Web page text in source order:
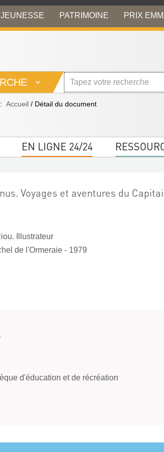
JEUNESSE PATRIMOINE PRIX
Accueil / Détail du document
EN LIGNE 24/24
Voyages et aventures du
Illustrateur
de l'Ormeraie - 1979
d'éducation et de récréation